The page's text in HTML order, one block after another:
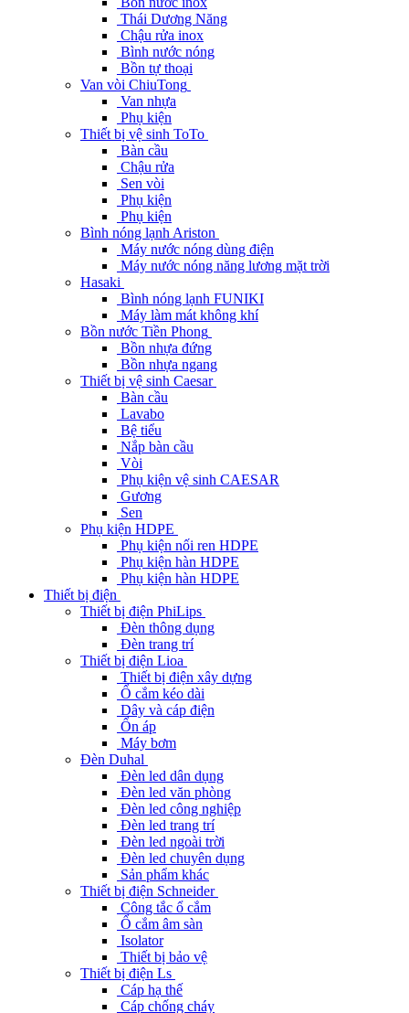
Thái Dương Năng
Chậu rửa inox
Bình nước nóng
Bồn tự thoại
Van vòi ChiuTong
Van nhựa
Phụ kiện
Thiết bị vệ sinh ToTo
Bàn cầu
Chậu rửa
Sen vòi
Phụ kiện
Phụ kiện
Bình nóng lạnh Ariston
Máy nước nóng dùng điện
Máy nước nóng năng lương mặt trời
Hasaki
Bình nóng lạnh FUNIKI
Máy làm mát không khí
Bồn nước Tiền Phong
Bồn nhựa đứng
Bồn nhựa ngang
Thiết bị vệ sinh Caesar
Bàn cầu
Lavabo
Bệ tiểu
Nắp bàn cầu
Vòi
Phụ kiện vệ sinh CAESAR
Gương
Sen
Phụ kiện HDPE
Phụ kiện nối ren HDPE
Phụ kiện hàn HDPE
Phụ kiện hàn HDPE
Thiết bị điện
Thiết bị điện PhiLips
Đèn thông dụng
Đèn trang trí
Thiết bị điện Lioa
Thiết bị điện xây dựng
Ổ cắm kéo dài
Dây và cáp điện
Ổn áp
Máy bơm
Đèn Duhal
Đèn led dân dụng
Đèn led văn phòng
Đèn led công nghiệp
Đèn led trang trí
Đèn led ngoài trời
Đèn led chuyên dụng
Sản phẩm khác
Thiết bị điện Schneider
Công tắc ổ cắm
Ổ cắm âm sàn
Isolator
Thiết bị bảo vệ
Thiết bị điện Ls
Cáp hạ thế
Cáp chống cháy